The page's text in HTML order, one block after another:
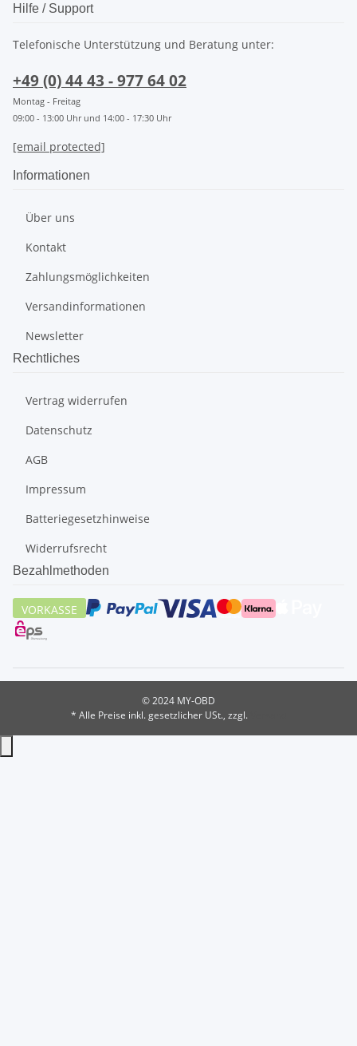
Hilfe / Support
Telefonische Unterstützung und Beratung unter:
+49 (0) 44 43 - 977 64 02
Montag - Freitag
09:00 - 13:00 Uhr und 14:00 - 17:30 Uhr
[email protected]
Informationen
Über uns
Kontakt
Zahlungsmöglichkeiten
Versandinformationen
Newsletter
Rechtliches
Vertrag widerrufen
Datenschutz
AGB
Impressum
Batteriegesetzhinweise
Widerrufsrecht
Bezahlmethoden
VORKASSE
© 2024 MY-OBD
* Alle Preise inkl. gesetzlicher USt., zzgl.